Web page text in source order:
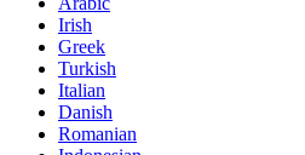
Irish
Greek
Turkish
Italian
Danish
Romanian